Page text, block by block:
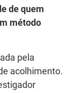
de quem
método
pela
acolhimento.